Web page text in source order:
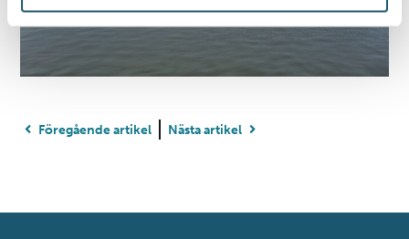
helst från cookie-förklaringen.
Vi använder enhetsidentifierare för att anpassa innehållet
vidarebefordrar även sådana identifierare och annan
Föregående artikel Nästa artikel